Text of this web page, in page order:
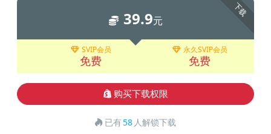
下载
39.9元
SVIP会员
免费
永久SVIP会员
免费
购买下载权限
已有58 人解锁下载